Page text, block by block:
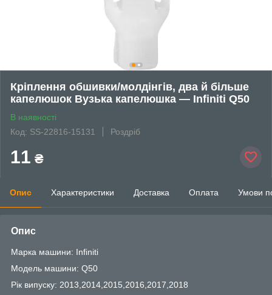
Кріплення обшивки/молдінгів, два й більше
капелюшок Вузька капелюшка — Infiniti Q50
В наявності
Код: SS-22816-15131
Роздріб
11 ₴
Опис Характеристики Доставка Оплата Умови
Опис
Марка машини: Infiniti
Модель машини: Q50
Рік випуску: 2013,2014,2015,2016,2017,2018